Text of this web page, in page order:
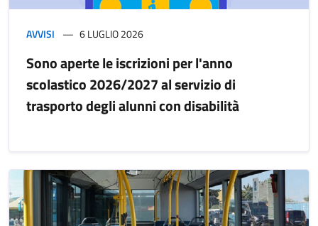
AVVISI 6 LUGLIO 2026
Sono aperte le iscrizioni per l'anno
scolastico 2026/2027 al servizio di
trasporto degli alunni con disabilità